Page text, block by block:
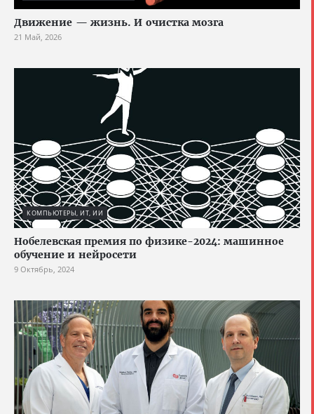
Движение — жизнь. И очистка мозга
21 Май, 2026
КОМПЬЮТЕРЫ, ИТ, ИИ
Нобелевская премия по физике-2024: машинное
обучение и нейросети
9 Октябрь, 2024